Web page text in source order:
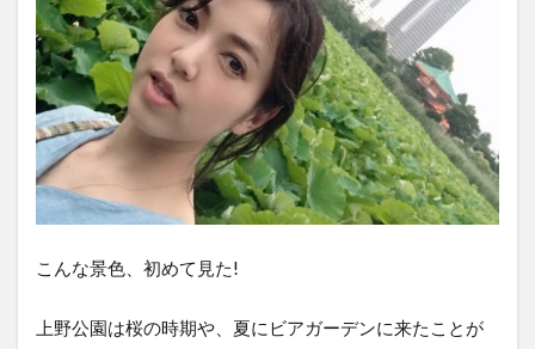
こんな景色、初めて見た!
上野公園は桜の時期や、夏にビアガーデンに来たことが